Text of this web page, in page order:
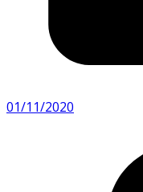
01/11/2020